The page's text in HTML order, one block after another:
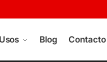
Usos Blog Contacto